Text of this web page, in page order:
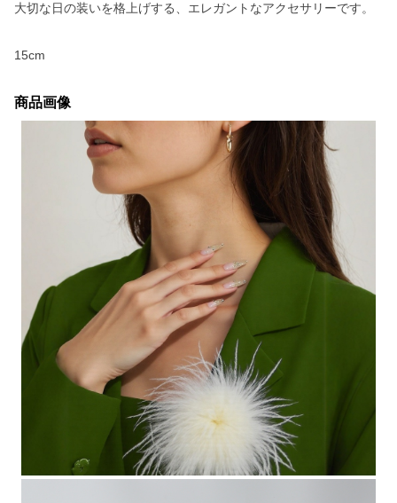
大切な日の装いを格上げする、エレガントなアクセサリーです。
15cm
商品画像